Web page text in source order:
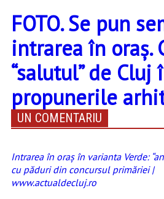
FOTO. Se pun
intrarea în oraș.
“salutul” de Cluj
propunerile
UN COMENTARIU
Intrarea în oraș în varianta Verde:
cu păduri din concursul primăriei |
www.actualdecluj.ro